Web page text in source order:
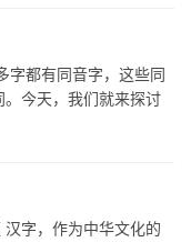
都有同音字，这些同
今天，我们就来探讨
汉字，作为中华文化的